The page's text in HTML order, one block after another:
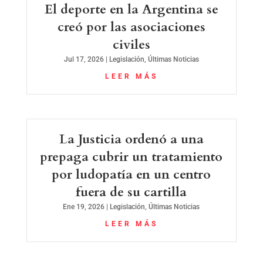
El deporte en la Argentina se
creó por las asociaciones
civiles
Jul 17, 2026| Legislación, Últimas Noticias
LEER MÁS
La Justicia ordenó a una
prepaga cubrir un tratamiento
por ludopatía en un centro
fuera de su cartilla
Ene 19, 2026 Legislación,Últimas Noticias
LEER MÁS